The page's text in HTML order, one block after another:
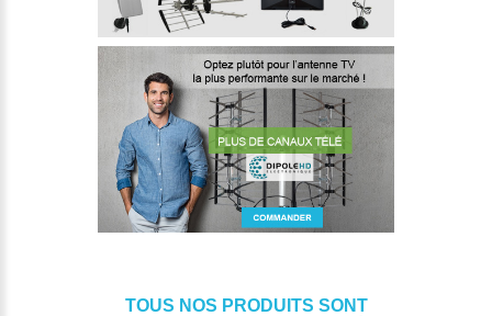
TOUS NOS PRODUITS SONT